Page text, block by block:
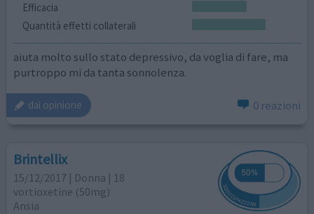
Efficacia
Quantità effetti collaterali
aiuta molto sullo stato depressivo, da voglia di fare, ma
purtroppo mi da tanta sonnolenza.
dai opinione 0 reazioni
Brintellix
15/12/2017 | Donna | 18
vortioxetine (50mg)
Ansia